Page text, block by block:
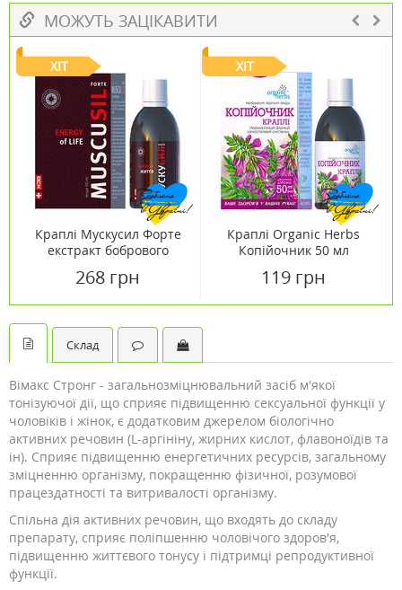
МОЖУТЬ ЗАЦІКАВИТИ
ХІТ
Краплі Мускусил Форте
екстракт бобрового
268 грн
ХІТ
Краплі Organic Herbs
Копійочник 50 мл
119 грн
Склад
Вімакс Стронг - загальнозміцнювальний засіб м'якої
тонізуючої дії, що сприяє підвищенню сексуальної функції у
чоловіків і жінок, є додатковим джерелом біологічно
активних речовин (L-аргініну, жирних кислот, флавоноїдів та
ін). Сприяє підвищенню енергетичних ресурсів, загальному
зміцненню організму, покращенню фізичної, розумової
працездатності та витривалості організму.
Спільна дія активних речовин, що входять до складу
препарату, сприяє поліпшенню чоловічого здоров'я,
підвищенню життєвого тонусу і підтримці репродуктивної
функції.